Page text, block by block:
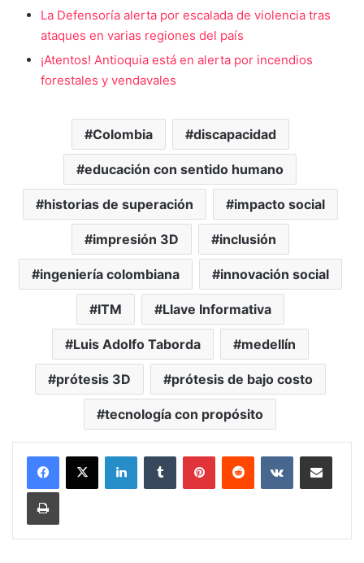
La Defensoría alerta por escalada de violencia tras
ataques en varias regiones del país
¡Atentos! Antioquia está en alerta por incendios
forestales y vendavales
Colombia discapacidad
educación con sentido humano
historias de superación impacto social
impresión 3D inclusión
ingeniería colombiana innovación social
ITM Llave Informativa
Luis Adolfo Taborda medellín
prótesis 3D prótesis de bajo costo
tecnología con propósito
LinkedInTumblr PinterestReddit VKontakteCompartir vía Mail
Print